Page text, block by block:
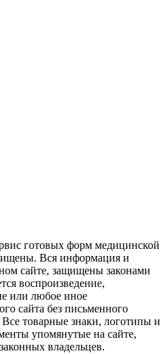
готовых форм медицинской
Вся информация и
сайте, защищены законами
воспроизведение,
или любое иное
сайта без письменного
товарные знаки, логотипы и
упомянутые на сайте,
владельцев.